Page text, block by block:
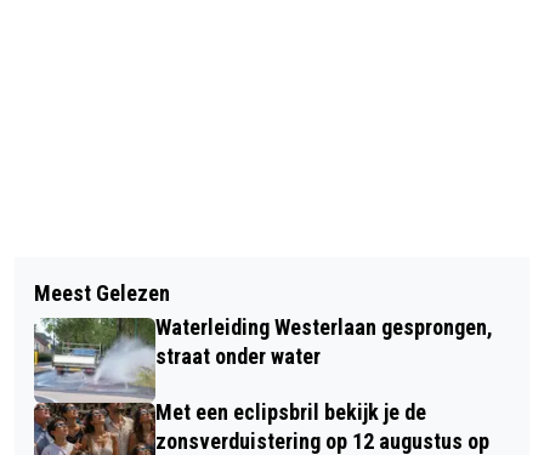
HITTEPROTOCOL: AFVAL EERDER
OPGEHAALD EN AANGEPASTE
OPENINGSTIJDEN MILIEUSTRAAT
D66 STELT VRAGEN OVER
RATTENOVERLAST IN HET CENTRUM
Meest Gelezen
Waterleiding Westerlaan gesprongen,
straat onder water
Met een eclipsbril bekijk je de
zonsverduistering op 12 augustus op